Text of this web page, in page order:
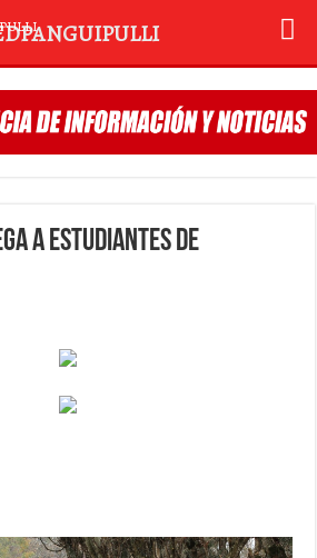
a estudiantes de